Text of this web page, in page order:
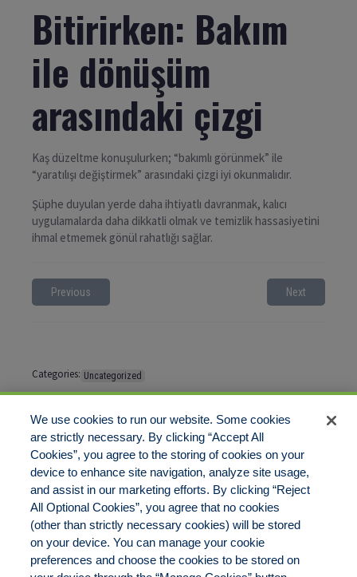
Bitirirken: Bakım
ile dönüşüm
arasındaki çizgi
Kaş düzeltme konuşulurken; “bakımlı görünmek” ile
“yaratılışı değiştirmek” arasındaki çizgi iyi okunmalıdır.
Şüphe duyulan yerde daha ihtiyatlı davranmak, kalıcı
uygulamalarda daha dikkatli olmak ve temizlik hassasiyetini
ihmal etmemek gönül rahatlığı sağlar.
Previous Next
Categories: Uncategorized
Tags:
Comments are closed
We use cookies to run our website. Some cookies
are strictly necessary. By clicking “Accept All
Cookies”, you agree to the storing of cookies on your
device to enhance site navigation, analyze site usage,
and assist in our marketing efforts. By clicking “Reject
All Optional Cookies”, you agree that no cookies
(other than strictly necessary cookies) will be stored
on your device. You can manage your cookie
preferences and choose the cookies to be stored on